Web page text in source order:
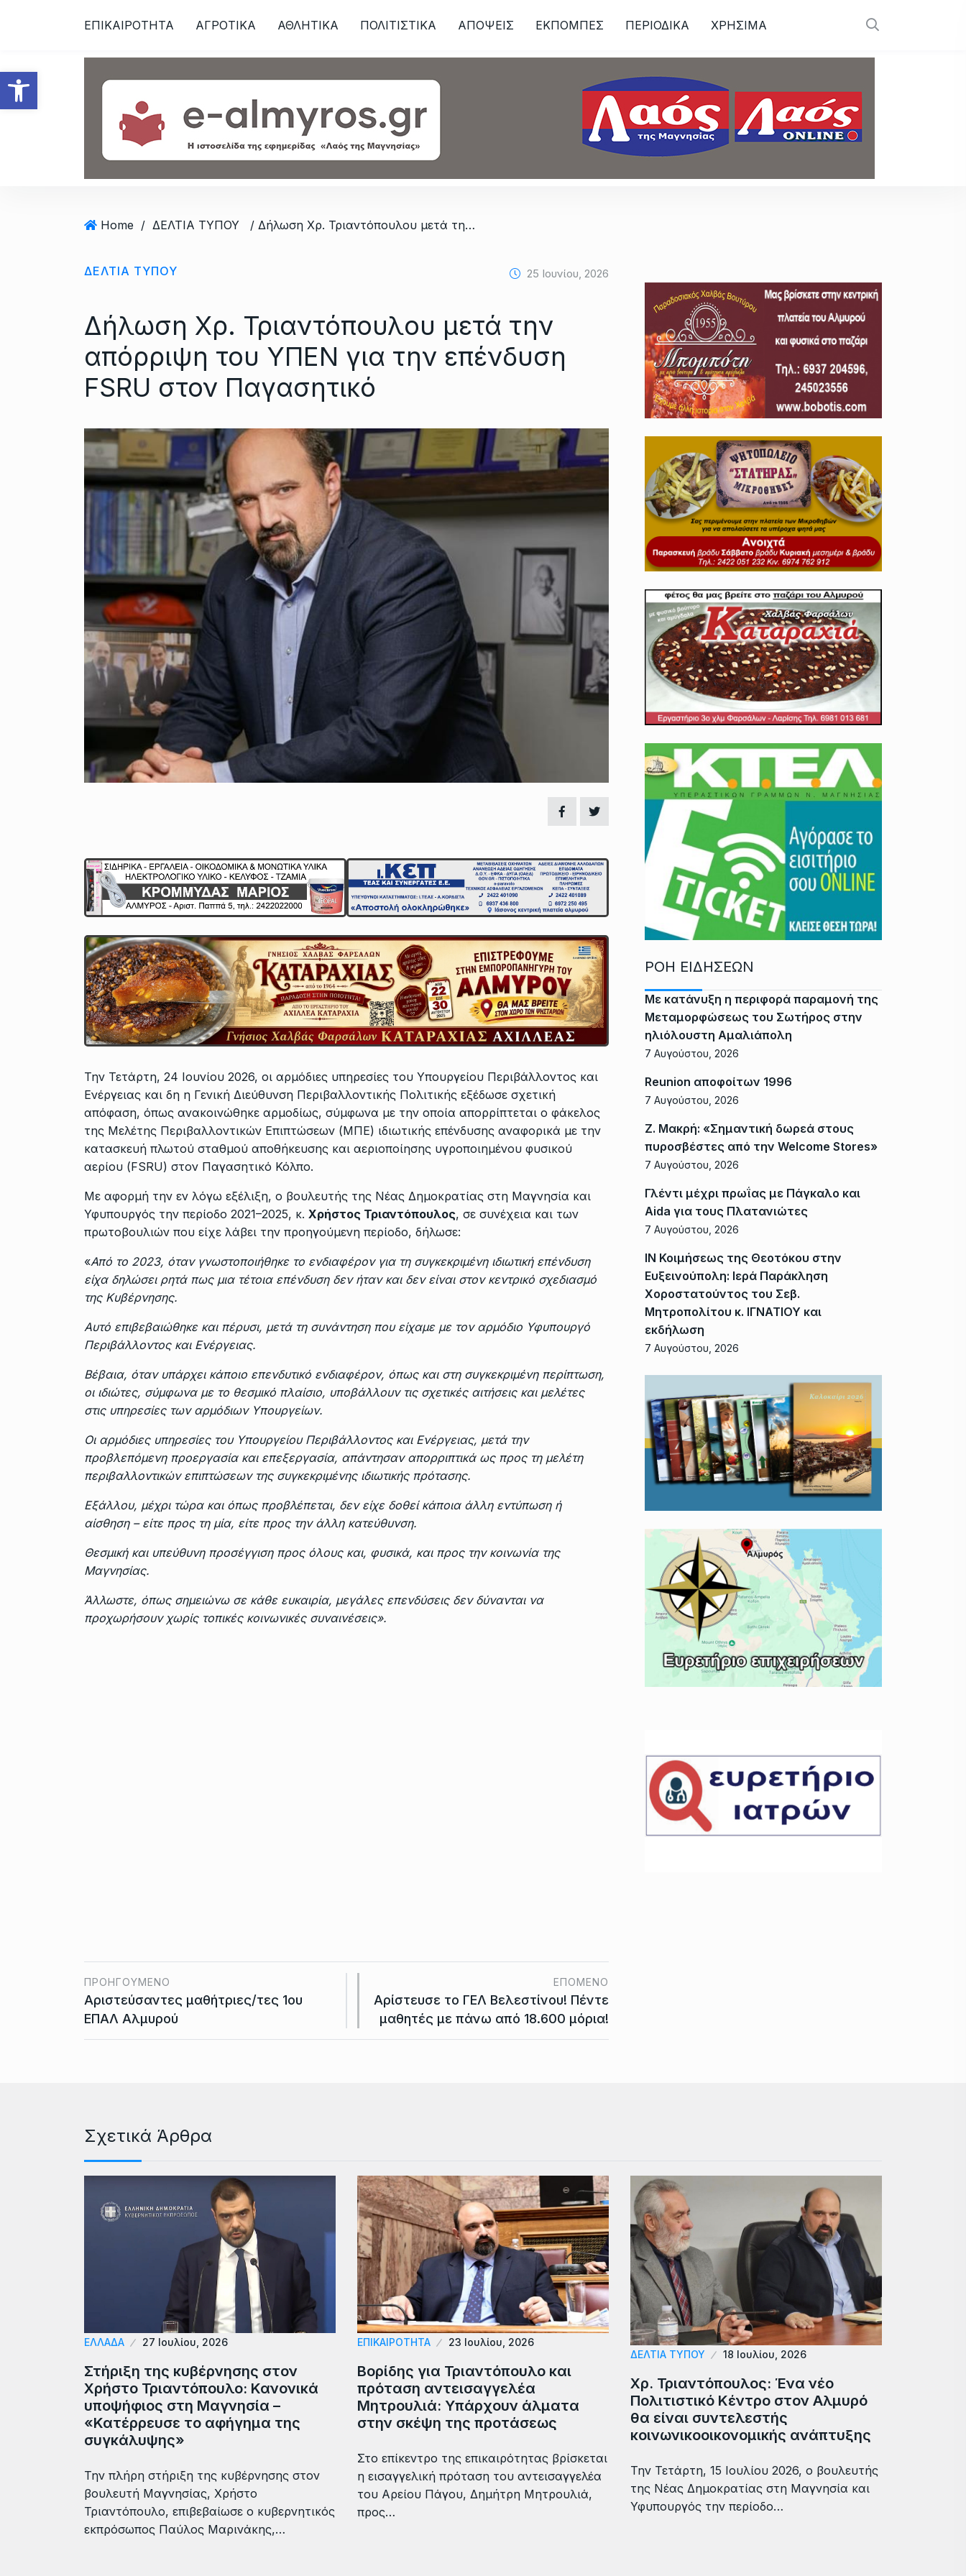
Ανοίξτε τη γραμμή εργαλείων
ΕΠΙΚΑΙΡΟΤΗΤΑ ΑΓΡΟΤΙΚΑ ΑΘΛΗΤΙKA ΠΟΛΙΤΙΣΤΙΚΑ ΑΠΟΨΕΙΣ ΕΚΠΟΜΠΕΣ ΠΕΡΙΟΔΙΚΑ ΧΡΗΣΙΜΑ
Home / ΔΕΛΤΙΑ ΤΥΠΟΥ / Δήλωση Χρ. Τριαντόπουλου μετά την απόρριψη του ΥΠΕΝ για την επένδυση FSRU στον Παγασητικό
ΔΕΛΤΙΑ ΤΥΠΟΥ 25 Ιουνίου, 2026
Δήλωση Χρ. Τριαντόπουλου μετά την
απόρριψη του ΥΠΕΝ για την επένδυση
FSRU στον Παγασητικό
Την Τετάρτη, 24 Ιουνίου 2026, οι αρμόδιες υπηρεσίες του Υπουργείου Περιβάλλοντος και
Ενέργειας και δη η Γενική Διεύθυνση Περιβαλλοντικής Πολιτικής εξέδωσε σχετική
απόφαση, όπως ανακοινώθηκε αρμοδίως, σύμφωνα με την οποία απορρίπτεται ο φάκελος
της Μελέτης Περιβαλλοντικών Επιπτώσεων (ΜΠΕ) ιδιωτικής επένδυσης αναφορικά με την
κατασκευή πλωτού σταθμού αποθήκευσης και αεριοποίησης υγροποιημένου φυσικού
αερίου (FSRU) στον Παγασητικό Κόλπο.
Με αφορμή την εν λόγω εξέλιξη, ο βουλευτής της Νέας Δημοκρατίας στη Μαγνησία και
Υφυπουργός την περίοδο 2021–2025, κ. Χρήστος Τριαντόπουλος, σε συνέχεια και των
πρωτοβουλιών που είχε λάβει την προηγούμενη περίοδο, δήλωσε:
«Από το 2023, όταν γνωστοποιήθηκε το ενδιαφέρον για τη συγκεκριμένη ιδιωτική επένδυση
είχα δηλώσει ρητά πως μια τέτοια επένδυση δεν ήταν και δεν είναι στον κεντρικό σχεδιασμό
της Κυβέρνησης.
Αυτό επιβεβαιώθηκε και πέρυσι, μετά τη συνάντηση που είχαμε με τον αρμόδιο Υφυπουργό
Περιβάλλοντος και Ενέργειας.
Βέβαια, όταν υπάρχει κάποιο επενδυτικό ενδιαφέρον, όπως και στη συγκεκριμένη περίπτωση,
οι ιδιώτες, σύμφωνα με το θεσμικό πλαίσιο, υποβάλλουν τις σχετικές αιτήσεις και μελέτες
στις υπηρεσίες των αρμόδιων Υπουργείων.
Οι αρμόδιες υπηρεσίες του Υπουργείου Περιβάλλοντος και Ενέργειας, μετά την
προβλεπόμενη προεργασία και επεξεργασία, απάντησαν απορριπτικά ως προς τη μελέτη
περιβαλλοντικών επιπτώσεων της συγκεκριμένης ιδιωτικής πρότασης.
Εξάλλου, μέχρι τώρα και όπως προβλέπεται, δεν είχε δοθεί κάποια άλλη εντύπωση ή
αίσθηση – είτε προς τη μία, είτε προς την άλλη κατεύθυνση.
Θεσμική και υπεύθυνη προσέγγιση προς όλους και, φυσικά, και προς την κοινωνία της
Μαγνησίας.
Άλλωστε, όπως σημειώνω σε κάθε ευκαιρία, μεγάλες επενδύσεις δεν δύνανται να
προχωρήσουν χωρίς τοπικές κοινωνικές συναινέσεις».
ΠΡΟΗΓΟΎΜΕΝΟ
Αριστεύσαντες μαθήτριες/τες 1ου
ΕΠΑΛ Αλμυρού
ΕΠΌΜΕΝΟ
Αρίστευσε το ΓΕΛ Βελεστίνου! Πέντε
μαθητές με πάνω από 18.600 μόρια!
ΡΟΗ ΕΙΔΗΣΕΩΝ
Με κατάνυξη η περιφορά παραμονή της
Μεταμορφώσεως του Σωτήρος στην
ηλιόλουστη Αμαλιάπολη
7 Αυγούστου, 2026
Reunion αποφοίτων 1996
7 Αυγούστου, 2026
Ζ. Μακρή: «Σημαντική δωρεά στους
πυροσβέστες από την Welcome Stores»
7 Αυγούστου, 2026
Γλέντι μέχρι πρωΐας με Πάγκαλο και
Aida για τους Πλατανιώτες
7 Αυγούστου, 2026
ΙΝ Κοιμήσεως της Θεοτόκου στην
Ευξεινούπολη: Ιερά Παράκληση
Χοροστατούντος του Σεβ.
Μητροπολίτου κ. ΙΓΝΑΤΙΟΥ και
εκδήλωση
7 Αυγούστου, 2026
Σχετικά Άρθρα
ΕΛΛΆΔΑ 27 Ιουλίου, 2026
Στήριξη της κυβέρνησης στον
Χρήστο Τριαντόπουλο: Κανονικά
υποψήφιος στη Μαγνησία –
«Κατέρρευσε το αφήγημα της
συγκάλυψης»
Την πλήρη στήριξη της κυβέρνησης στον
βουλευτή Μαγνησίας, Χρήστο
Τριαντόπουλο, επιβεβαίωσε ο κυβερνητικός
εκπρόσωπος Παύλος Μαρινάκης,…
ΕΠΙΚΑΙΡΟΤΗΤΑ 23 Ιουλίου, 2026
Βορίδης για Τριαντόπουλο και
πρόταση αντεισαγγελέα
Μητρουλιά: Υπάρχουν άλματα
στην σκέψη της προτάσεως
Στο επίκεντρο της επικαιρότητας βρίσκεται
η εισαγγελική πρόταση του αντεισαγγελέα
του Αρείου Πάγου, Δημήτρη Μητρουλιά,
προς…
ΔΕΛΤΙΑ ΤΥΠΟΥ 18 Ιουλίου, 2026
Χρ. Τριαντόπουλος: Ένα νέο
Πολιτιστικό Κέντρο στον Αλμυρό
θα είναι συντελεστής
κοινωνικοοικονομικής ανάπτυξης
Την Τετάρτη, 15 Ιουλίου 2026, ο βουλευτής
της Νέας Δημοκρατίας στη Μαγνησία και
Υφυπουργός την περίοδο…